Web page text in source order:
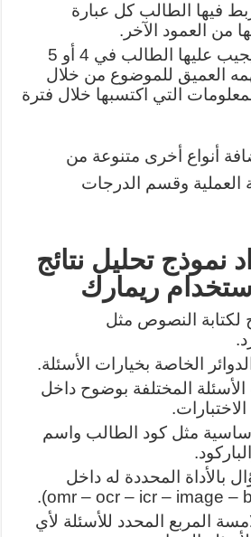
فيها الطالب كل عبارة
من العمود الآخر.
: يجيب عليها الطالب في 4 أو 5
العميق للموضوع من خلال
التي اكتسبها خلال فترة
أنواع أخرى متنوعة من
العملية وقسم الدرجات
تحليل نتائج
ريمارك
لكتابة النصوص مثل
الخاصة بخيارات الأسئلة.
المختلفة بوضوح داخل
مثل كود الطالب واسم
بالأداة المحددة له داخل
المربع المحدد للأسئلة لأي